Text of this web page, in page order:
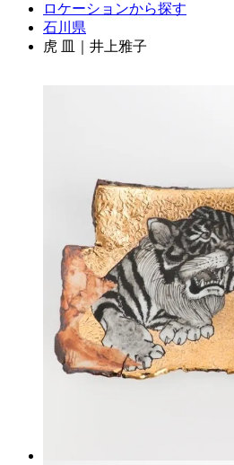
ロケーションから探す
石川県
虎 皿｜井上雅子